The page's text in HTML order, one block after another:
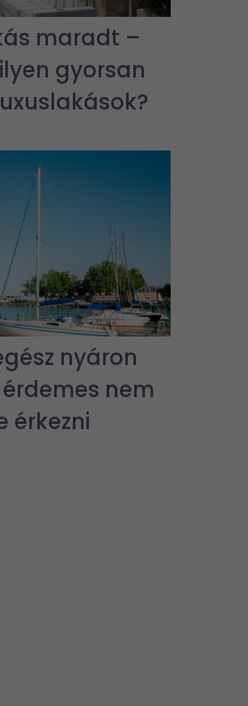
maradt –
gyorsan
nyáron
érdemes nem
érkezni